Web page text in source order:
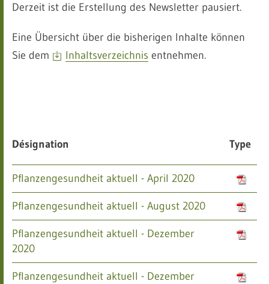
Derzeit ist die Erstellung des Newsletter pausiert.
Eine Übersicht über die bisherigen Inhalte können
Sie dem
Inhaltsverzeichnis entnehmen.
Désignation Type
Pflanzengesundheit aktuell - April 2020
Pflanzengesundheit aktuell - August 2020
Pflanzengesundheit aktuell - Dezember
2020
Pflanzengesundheit aktuell - Dezember